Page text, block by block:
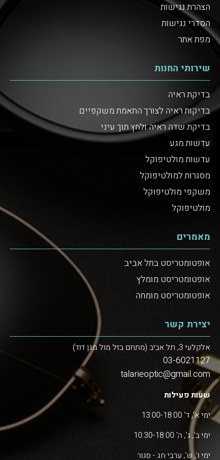
הצהרת נגישות
הסדרי נגישות
מפת אתר
שירותי החנות
בדיקת ראיה
בדיקות ראיה לצורך התאמת משקפיים
בדיקת שדה ראיה ולחץ תוך עיני
עדשות מגע
עדשות מולטיפוקל
מסגרות למולטיפוקל
משקפי מולטיפוקל
מולטיפוקל
מאמרים
אופטומטריסט בתל אביב
אופטומטריסט מומלץ
אופטומטריסט מומחה
יצירת קשר
אלקלעי 3, תל אביב (מתחם בזל מול מגן דוד)
03-6021127
talarieoptic@gmail.com
שעות פעילות
ימי א', ד' 13:00-18:00
ימי ב', ג', ה' 10:30-18:00
ימי ו', ש', ערבי חג - סגור